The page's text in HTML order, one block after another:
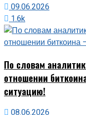
09.06.2026
1.6k
По словам
отношении
ситуацию!